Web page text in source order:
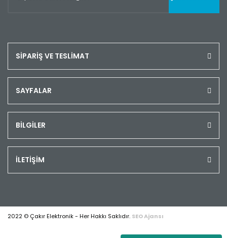
SİPARİŞ VE TESLİMAT
SAYFALAR
BİLGİLER
İLETİŞİM
2022 © Çakır Elektronik - Her Hakkı Saklıdır. SEO Ajansı